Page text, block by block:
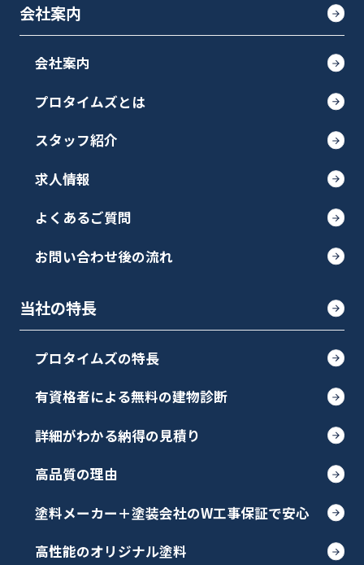
会社案内
会社案内
プロタイムズとは
スタッフ紹介
求人情報
よくあるご質問
お問い合わせ後の流れ
当社の特長
プロタイムズの特長
有資格者による無料の建物診断
詳細がわかる納得の見積り
高品質の理由
塗料メーカー＋塗装会社のW工事保証で安心
高性能のオリジナル塗料